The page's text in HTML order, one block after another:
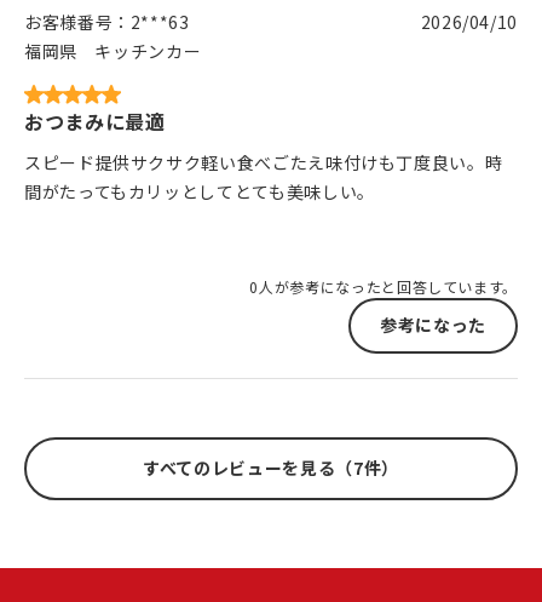
お客様番号： 2***63
福岡県
キッチンカー
2026/04/10
おつまみに最適
スピード提供サクサク軽い食べごたえ味付けも丁度良い。時
間がたってもカリッとしてとても美味しい。
0人が参考になったと回答しています。
参考になった
すべてのレビューを見る（7件）